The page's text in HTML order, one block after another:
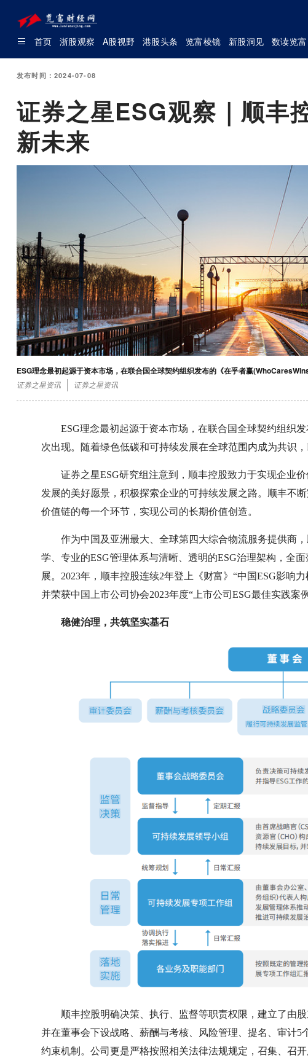
首页 浙股观察 A股视野 港股头条 览富棱镜 新股洞见 数读览富
发布时间：2024-07-08
证券之星ESG观察｜顺丰
新未来
ESG理念最初起源于资本市场，在联合国全球契约组织发布的《在乎者赢
证券之星资讯 证券之星资讯
ESG理念最初起源于资本市场，在联合国全球契约组织
次出现。随着绿色低碳和可持续发展在全球范围内成为共识
证券之星ESG研究组注意到，顺丰控股致力于实现企业
发展的美好愿景，积极探索企业的可持续发展之路。顺丰不
价值链的每一个环节，实现公司的长期价值创造。
作为中国及亚洲最大、全球第四大综合物流服务提供商
学、专业的ESG管理体系与清晰、透明的ESG治理架构，全
展。2023年，顺丰控股连续2年登上《财富》“中国ESG影响
并荣获中国上市公司协会2023年度“上市公司ESG最佳实践案例
稳健治理，共筑坚实基石
顺丰控股明确决策、执行、监督等职责权限，建立了由
并在董事会下设战略、薪酬与考核、风险管理、提名、审计
约束机制。公司更是严格按照相关法律法规规定，召集、召